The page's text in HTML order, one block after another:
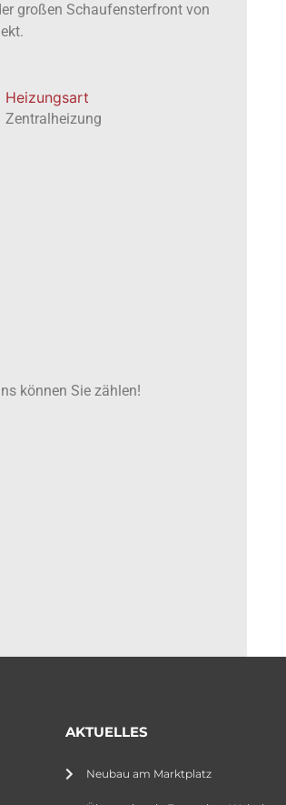
großen Schaufensterfront von
Heizungsart
Zentralheizung
können Sie zählen!
AKTUELLES
Neubau am Marktplatz